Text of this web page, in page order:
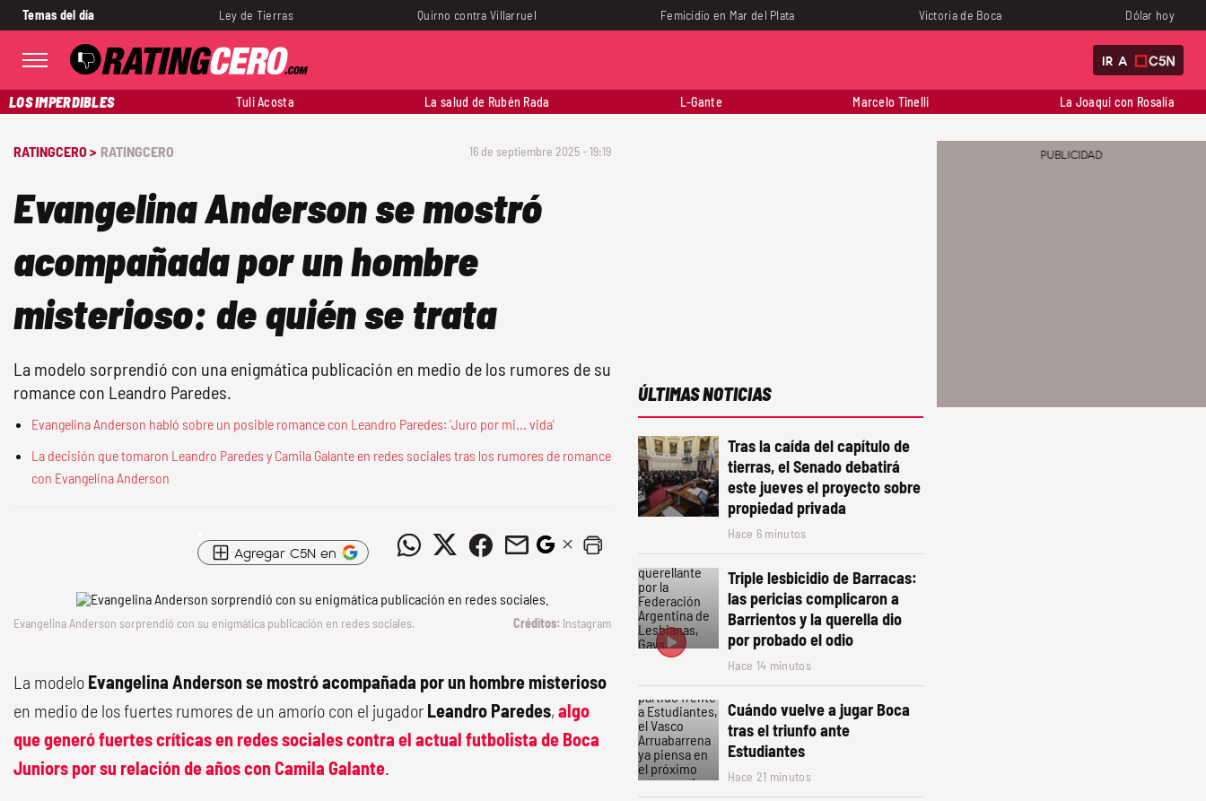
Temas del día Ley de Tierras Quirno contra Villarruel Femicidio en Mar del Plata Victoria de Boca Dólar hoy
IR A
LOS IMPERDIBLES Tuli Acosta La salud de Rubén Rada L-Gante Marcelo Tinelli La Joaqui con Rosalía
RATINGCERO > RATINGCERO 16 de septiembre 2025 - 19:19
Evangelina Anderson se mostró
acompañada por un hombre
misterioso: de quién se trata
La modelo sorprendió con una enigmática publicación en medio de los rumores de su
romance con Leandro Paredes.
Evangelina Anderson habló sobre un posible romance con Leandro Paredes: 'Juro por mi... vida'
La decisión que tomaron Leandro Paredes y Camila Galante en redes sociales tras los rumores de romance
con Evangelina Anderson
Agregar C5N en
Evangelina Anderson sorprendió con su enigmática publicación en redes sociales. Instagram
La modelo Evangelina Anderson se mostró acompañada por un hombre misterioso
en medio de los fuertes rumores de un amorío con el jugador Leandro Paredes, algo
que generó fuertes críticas en redes sociales contra el actual futbolista de Boca
Juniors por su relación de años con Camila Galante.
ÚLTIMAS NOTICIAS
Tras la caída del capítulo de
tierras, el Senado debatirá
este jueves el proyecto sobre
propiedad privada
Hace 6 minutos
Triple lesbicidio de Barracas:
las pericias complicaron a
Barrientos y la querella dio
por probado el odio
Hace 14 minutos
Cuándo vuelve a jugar Boca
tras el triunfo ante
Estudiantes
Hace 21 minutos